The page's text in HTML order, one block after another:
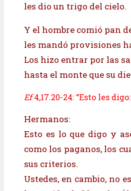
les dio un trigo del cielo.
Y el hombre comió pan
les mandó provisiones
Los hizo entrar por las
hasta el monte que su
Ef4,17.20-24: “Esto les
Hermanos:
Esto es lo que digo y
como los paganos, los
sus criterios.
Ustedes, en cambio, no